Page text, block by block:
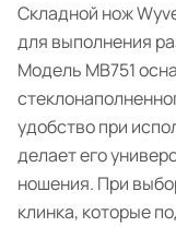
Складной нож
для выполнения
Модель MB751
удобство при
делает его
ношения. При
клинка, которые